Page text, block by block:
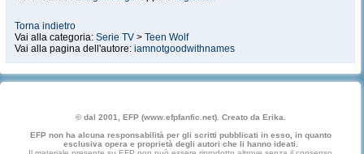
Torna indietro
Vai alla categoria: Serie TV > Teen Wolf
Vai alla pagina dell'autore: iamnotgoodwithnames
© dal 2001, EFP (www.efpfanfic.net). Creato da Erika.
EFP non ha alcuna responsabilità per gli scritti pubblicati in esso, in quanto
esclusiva opera e proprietà degli autori che li hanno ideati.